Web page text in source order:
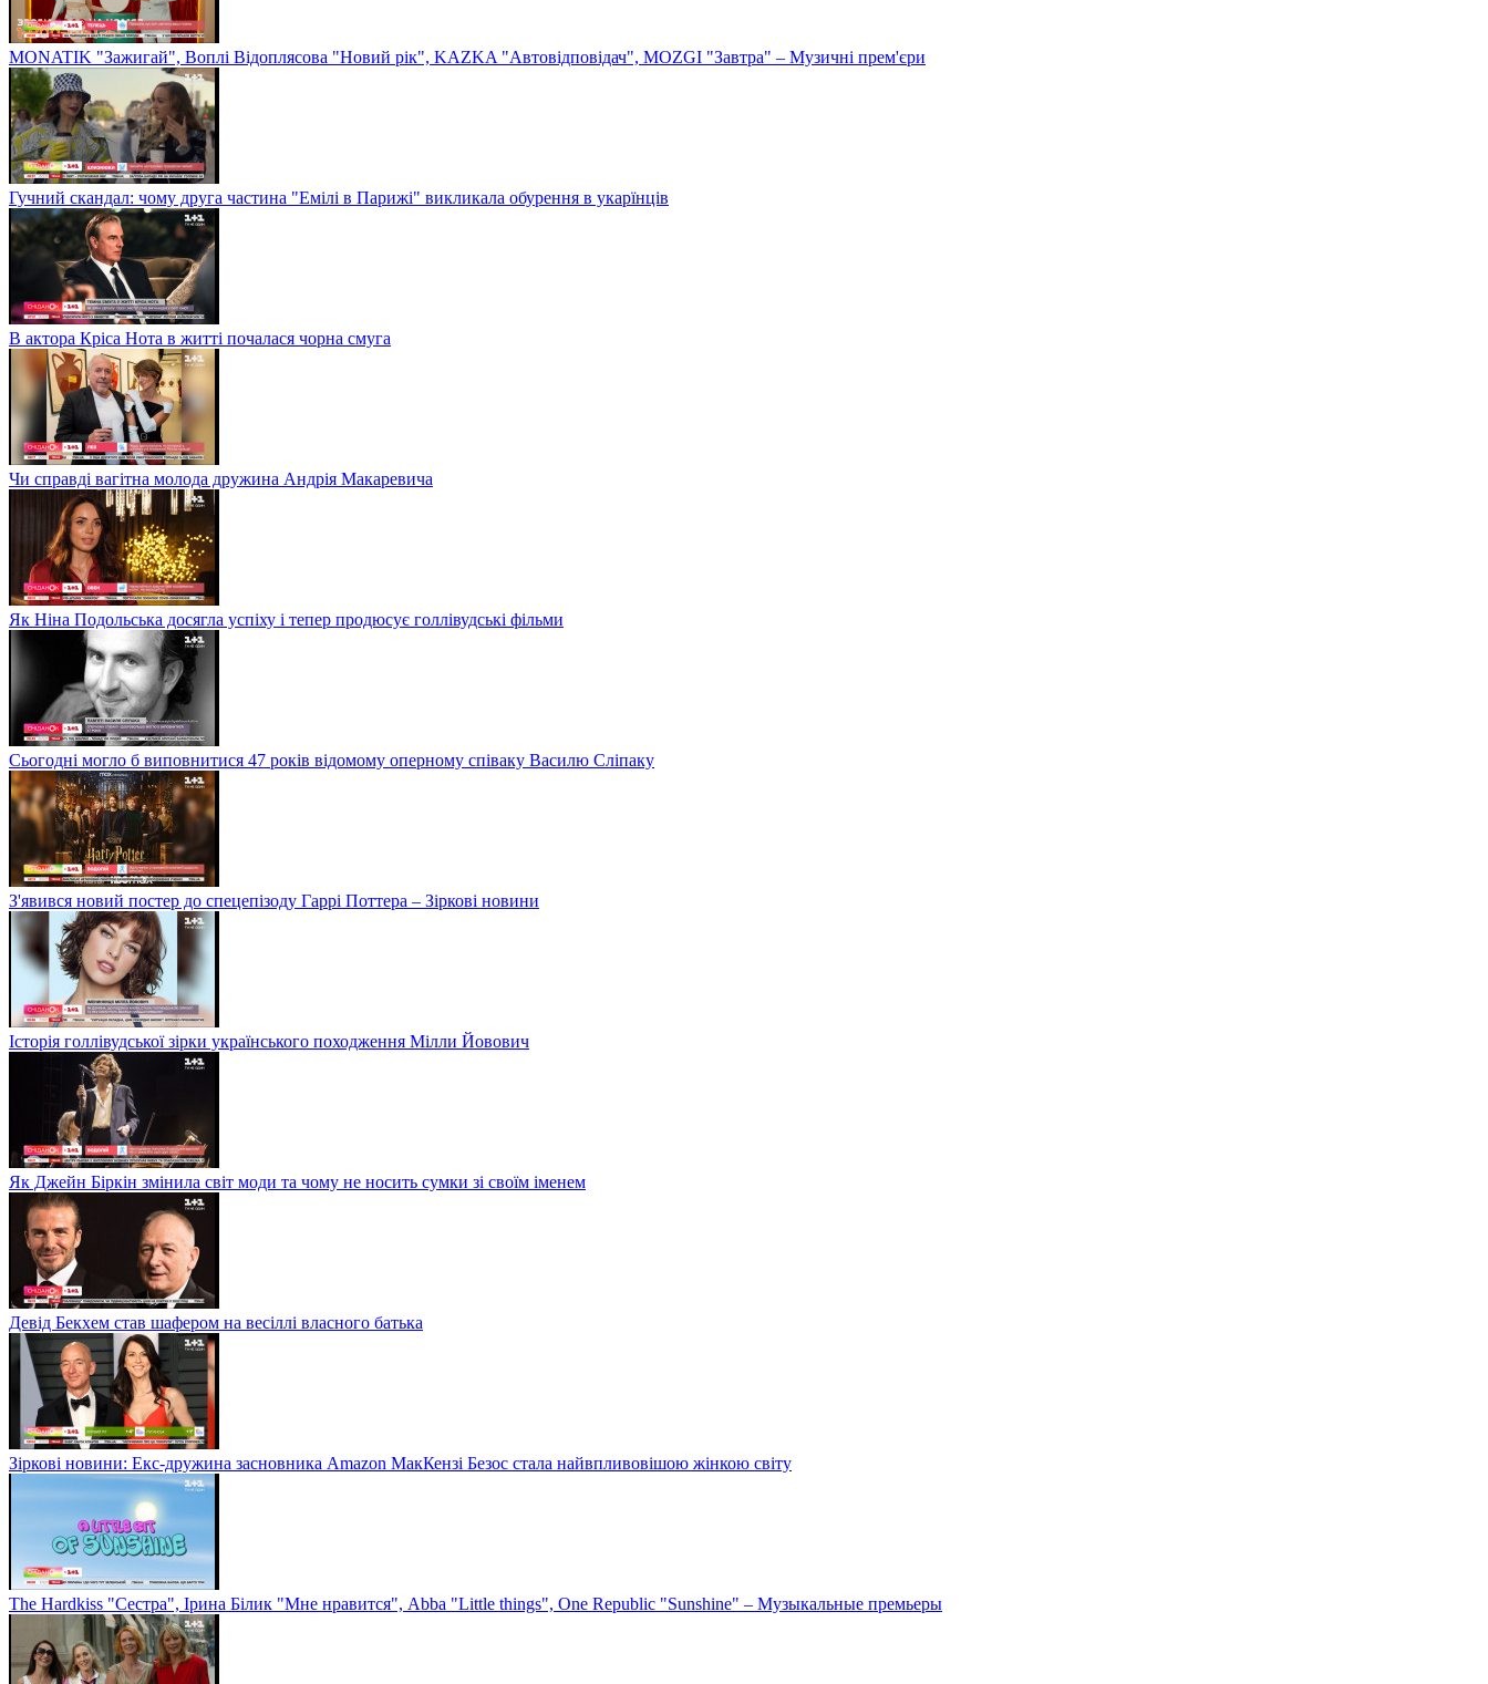
MONATIK "Зажигай", Воплі Відоплясова "Новий рік", KAZKA "Автовідповідач", MOZGI "Завтра" – Музичні прем'єри
Гучний скандал: чому друга частина "Емілі в Парижі" викликала обурення в укарїнців
В актора Кріса Нота в житті почалася чорна смуга
Чи справді вагітна молода дружина Андрія Макаревича
Як Ніна Подольська досягла успіху і тепер продюсує голлівудські фільми
Сьогодні могло б виповнитися 47 років відомому оперному співаку Василю Сліпаку
З'явився новий постер до спецепізоду Гаррі Поттера – Зіркові новини
Історія голлівудської зірки українського походження Мілли Йовович
Як Джейн Біркін змінила світ моди та чому не носить сумки зі своїм іменем
Девід Бекхем став шафером на весіллі власного батька
Зіркові новини: Екс-дружина засновника Amazon МакКензі Безос стала найвпливовішою жінкою світу
The Hardkiss "Сестра", Ірина Білик "Мне нравится", Abba "Little things", One Republic "Sunshine" – Музыкальные премьеры